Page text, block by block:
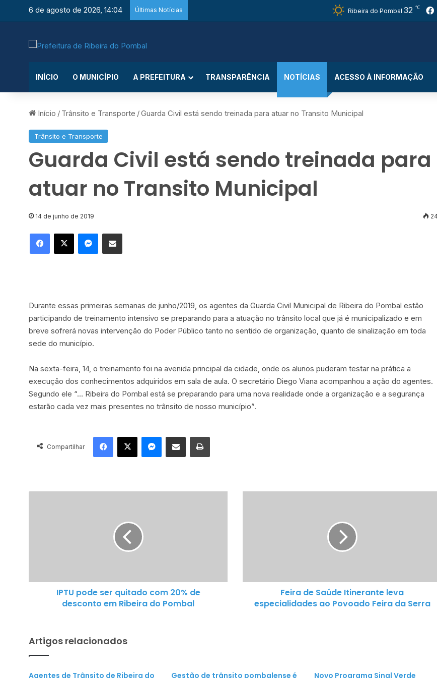
6 de agosto de 2026, 14:04 Últimas Notícias Ribeira do Pombal 32 ℃
INÍCIO O MUNICÍPIO A PREFEITURA TRANSPARÊNCIA NOTÍCIAS ACESSO À INFORMAÇÃO
Início / Trânsito e Transporte /Guarda Civil está sendo treinada para atuar no Transito Municipal
Trânsito e Transporte
Guarda Civil está sendo treinada para
atuar no Transito Municipal
14 de junho de 2019
Facebook
X Messenger
Compartilhar via e-mail
Durante essas primeiras semanas de junho/2019, os agentes da Guarda Civil Municipal de Ribeira do Pombal estão
participando de treinamento intensivo se preparando para a atuação no trânsito local que já é municipalizado e em
breve sofrerá novas intervenção do Poder Público tanto no sentido de organização, quanto de sinalização em toda
sede do município.
Na sexta-feira, 14, o treinamento foi na avenida principal da cidade, onde os alunos puderam testar na prática a
execução dos conhecimentos adquiridos em sala de aula. O secretário Diego Viana acompanhou a ação do agentes.
Segundo ele “… Ribeira do Pombal está se preparando para uma nova realidade onde a organização e a segurança
estarão cada vez mais presentes no trânsito de nosso município”.
Compartilhar
Facebook
X Messenger
Compartilhar via e-mail Imprimir
desconto
IPTU pode ser quitado com 20% de
desconto em Ribeira do Pombal
Povoado
Feira de Saúde Itinerante leva
especialidades ao Povoado Feira da Serra
Artigos relacionados
Agentes de Trânsito de Ribeira do Gestão de trânsito pombalense é Novo Programa Sinal Verde